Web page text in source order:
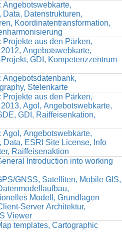
Angebotswebkarte,
Datenstrukturen,
Koordinatentransformation,
aus den Pärken,
Angebotswebkarte,
GDI, Kompetenzzentrum
Angebotsdatenbank,
Stelenkarte
aus den Pärken,
Agol, Angebotswebkarte,
GDI, Raiffeisenkation,
Angebotswebkarte,
ESRI Site License, Info
Raiffeisenaktion
Introduction into working
GNSS, Satelliten, Mobile GIS,
Modell, Grundlagen
Server Architektur,
Viewer
templates, Cartographic